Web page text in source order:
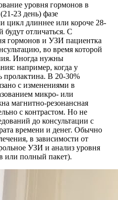
уровня гормонов в
23 день) фазе
цикл длиннее или короче 28-
будут отличаться. С
гормонов и УЗИ пациентка
во время которой
Иногда нужны
например, когда у
В 20-30%
с изменениями в
микро- или
магнитно-резонансная
с контрастом. Но не
до консультации с
времени и денег. Обычно
в зависимости от
УЗИ и анализ уровня
или полный пакет).